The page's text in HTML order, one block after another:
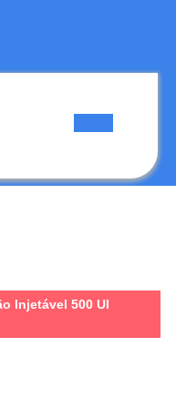
Injetável 500 UI